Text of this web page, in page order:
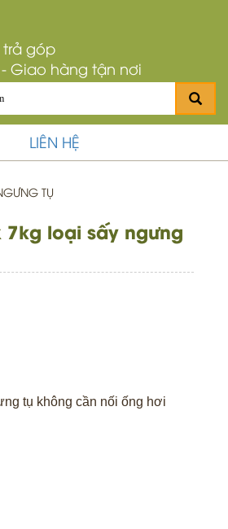
trả góp
Giao hàng tận nơi
LIÊN HỆ
TỤ
7kg loại sấy ngưng
tụ không cần nối ống hơi